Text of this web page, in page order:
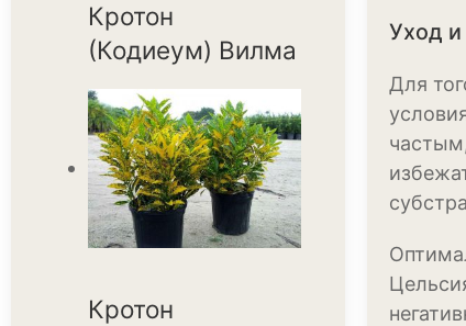
Кротон
(Кодиеум) Вилма
Кротон
Уход
Для